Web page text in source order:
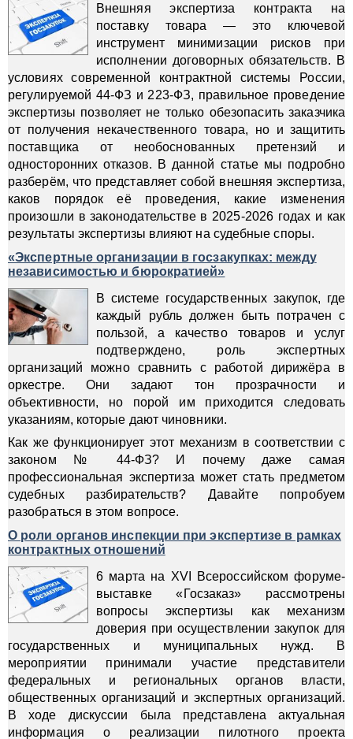
Внешняя экспертиза контракта на
поставку товара — это ключевой
инструмент минимизации рисков при
исполнении договорных обязательств. В
условиях современной контрактной системы России,
регулируемой 44-ФЗ и 223-ФЗ, правильное проведение
экспертизы позволяет не только обезопасить заказчика
от получения некачественного товара, но и защитить
поставщика от необоснованных претензий и
односторонних отказов. В данной статье мы подробно
разберём, что представляет собой внешняя экспертиза,
каков порядок её проведения, какие изменения
произошли в законодательстве в 2025-2026 годах и как
результаты экспертизы влияют на судебные споры.
«Экспертные организации в госзакупках: между
независимостью и бюрократией»
В системе государственных закупок, где
каждый рубль должен быть потрачен с
пользой, а качество товаров и услуг
подтверждено, роль экспертных
организаций можно сравнить с работой дирижёра в
оркестре. Они задают тон прозрачности и
объективности, но порой им приходится следовать
указаниям, которые дают чиновники.
Как же функционирует этот механизм в соответствии с
законом № 44-ФЗ? И почему даже самая
профессиональная экспертиза может стать предметом
судебных разбирательств? Давайте попробуем
разобраться в этом вопросе.
О роли органов инспекции при экспертизе в рамках
контрактных отношений
6 марта на XVI Всероссийском форуме-
выставке «Госзаказ» рассмотрены
вопросы экспертизы как механизм
доверия при осуществлении закупок для
государственных и муниципальных нужд. В
мероприятии принимали участие представители
федеральных и региональных органов власти,
общественных организаций и экспертных организаций.
В ходе дискуссии была представлена актуальная
информация о реализации пилотного проекта